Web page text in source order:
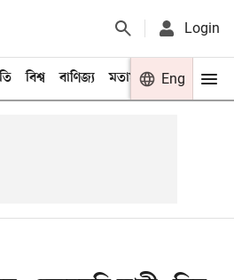
Login
বিশ্ব বাণিজ্য মতামত খেলা
Eng